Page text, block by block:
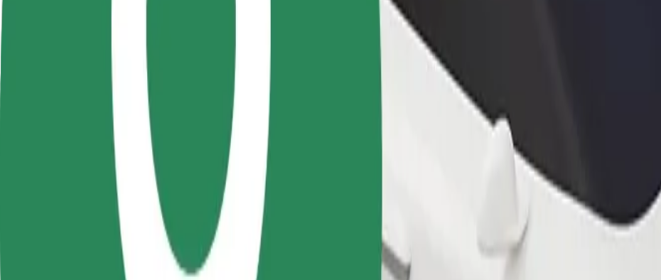
สร้างรายได้ในแบบ
สมัครเป็นคนส่งพัสดุ
ส่งอาหารและรับรายได้
ทุกสัปดาห์
ลูกค้ามากขึ้น
ลงทะเบียนเป็นเจ้าของฟลีท
เพิ่มรายได้ด้วยการเพิ่มฟลีทของ
คุณใน Bolt
ผลิตภัณฑ์และบริก
วิธีเดินทางจาก Campus UTCN Observator ไปยัง Platinia Shopping Center
กำลังมองหาวิธีที่ดีที่สุดในการเดินทางจาก Campus UTCN Observator ไปยัง Platinia Shopping Center อยู่ใช่ไหม มาดูบริการของเราแ
Campus UTCN Observator
Platinia Shopping Center